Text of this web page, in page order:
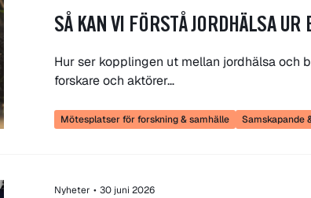
SÅ KAN VI FÖRSTÅ JORDHÄLSA
Hur ser kopplingen ut mellan jordhälsa och
forskare och aktörer…
Mötesplatser för forskning & samhälle Samskapande
Nyheter • 30 juni 2026